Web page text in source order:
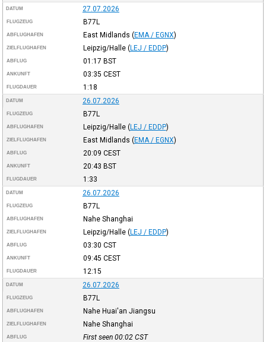
DATUM 27.07.2026
FLUGZEUG B77L
ABFLUGHAFEN East Midlands (EMA / EGNX)
ZIELFLUGHAFEN Leipzig/Halle (LEJ / EDDP)
ABFLUG 01:17 BST
ANKUNFT 03:35 CEST
FLUGDAUER 1:18
DATUM 26.07.2026
FLUGZEUG B77L
ABFLUGHAFEN Leipzig/Halle (LEJ / EDDP)
ZIELFLUGHAFEN East Midlands (EMA / EGNX)
ABFLUG 20:09 CEST
ANKUNFT 20:43 BST
FLUGDAUER 1:33
DATUM 26.07.2026
FLUGZEUG B77L
ABFLUGHAFEN Nahe Shanghai
ZIELFLUGHAFEN Leipzig/Halle (LEJ / EDDP)
ABFLUG 03:30 CST
ANKUNFT 09:45 CEST
FLUGDAUER 12:15
DATUM 26.07.2026
FLUGZEUG B77L
ABFLUGHAFEN Nahe Huai'an Jiangsu
ZIELFLUGHAFEN Nahe Shanghai
ABFLUG First seen 00:02 CST